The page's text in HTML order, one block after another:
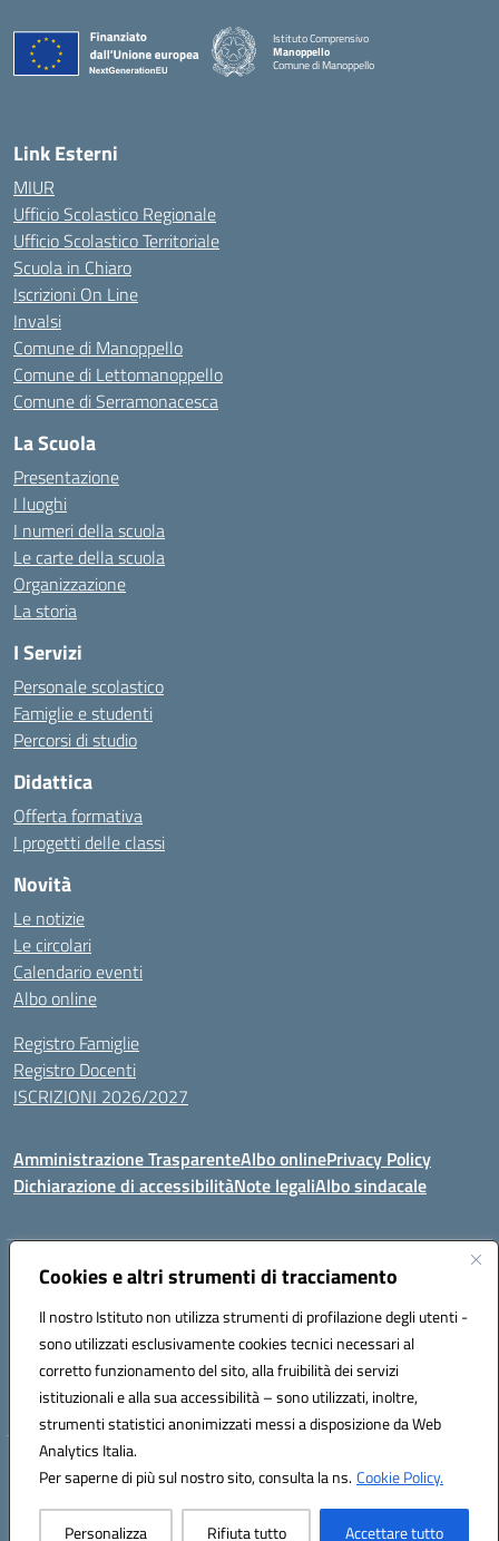
Cookies e altri strumenti di tracciamento
Il nostro Istituto non utilizza strumenti di profilazione degli utenti -
sono utilizzati esclusivamente cookies tecnici necessari al
corretto funzionamento del sito, alla fruibilità dei servizi
istituzionali e alla sua accessibilità – sono utilizzati, inoltre,
strumenti statistici anonimizzati messi a disposizione da Web
Analytics Italia.
Per saperne di più sul nostro sito, consulta la ns.Cookie Policy.
Personalizza Rifiuta tutto Accettare tutto
Istituto Comprensivo
Manoppello
Comune di Manoppello
— Visita la pagina iniziale della scuola
Link Esterni
MIUR
Ufficio Scolastico Regionale
Ufficio Scolastico Territoriale
Scuola in Chiaro
Iscrizioni On Line
Invalsi
Comune di Manoppello
Comune di Lettomanoppello
Comune di Serramonacesca
La Scuola
Presentazione
I luoghi
I numeri della scuola
Le carte della scuola
Organizzazione
La storia
I Servizi
Personale scolastico
Famiglie e studenti
Percorsi di studio
Didattica
Offerta formativa
I progetti delle classi
Novità
Le notizie
Le circolari
Calendario eventi
Albo online
Registro Famiglie
Registro Docenti
ISCRIZIONI 2026/2027
Amministrazione TrasparenteAlbo onlinePrivacy Policy
Dichiarazione di accessibilitàNote legaliAlbo sindacale
Indirizzo:VIA S.VITTORIA, 11, 65024 MANOPPELLO (PE)
Posta elettronica certificata (PEC):peic81700n@pec.istruzione.it
Codice fiscale: 91100540680
Codice meccanografico: PEIC81700N
Hosting & Powered by 3D Solution S.r.l.
Concept & Design by Designers Italia